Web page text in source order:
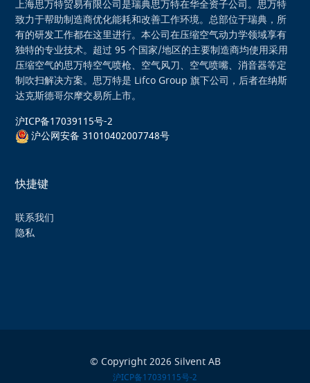
上海思万特贸易有限公司是瑞典思万特在华全资子公司。思万特
致力于帮助制造商优化能耗和改善工作环境。总部位于瑞典，所
有的研发工作都在这里进行。本公司在压缩空气动力学领域享有
独特的专业技术。超过 95 个国家/地区的主要制造商均使用采用
压缩空气的思万特空气喷枪、空气风刀、空气喷嘴、消音器等定
制吹扫解决方案。思万特是 Lifco Group 旗下公司，后者在纳斯
达克斯德哥尔摩交易所上市。
沪ICP备17039115号-2
沪公网安备 31010402007748号
快捷键
联系我们
隐私
© Copyright 2026 Silvent AB
沪ICP备17039115号-2